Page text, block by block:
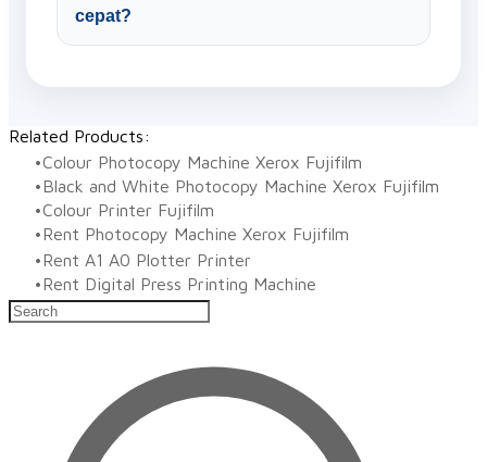
cepat?
Related Products:
Colour Photocopy Machine Xerox Fujifilm
Black and White Photocopy Machine Xerox Fujifilm
Colour Printer Fujifilm
Rent Photocopy Machine Xerox Fujifilm
Rent A1 A0 Plotter Printer
Rent Digital Press Printing Machine